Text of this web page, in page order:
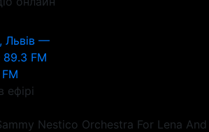
Львів —
FM
ефірі
Nestico Orchestra For Lena And